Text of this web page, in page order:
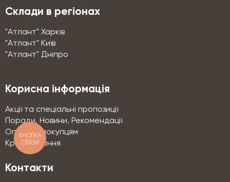
Склади в регіонах
"Атлант" Харків
"Атлант" Київ
"Атлант" Дніпро
Корисна інформація
Акції та спеціальні пропозиції
Поради. Новини. Рекомендації
Оптовим покупцям
Кредитування
Контакти
КНОПКА
СВЯЗИ